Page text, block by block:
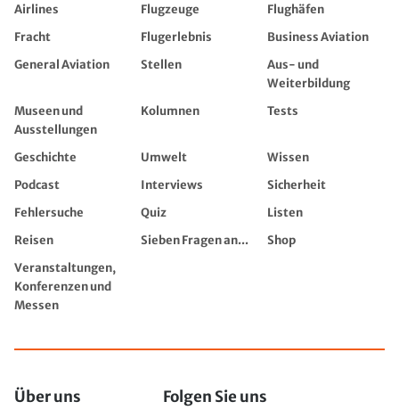
Airlines Flugzeuge
Flughäfen
Fracht
Flugerlebnis
Business Aviation
General Aviation
Stellen
Aus- und
Weiterbildung
Museen und
Ausstellungen
Kolumnen Tests
Geschichte Umwelt
Wissen
Podcast
Interviews
Sicherheit
Fehlersuche
Quiz
Listen
Reisen
Sieben Fragen an...
Shop
Veranstaltungen,
Konferenzen und
Messen
Über uns Folgen Sie uns